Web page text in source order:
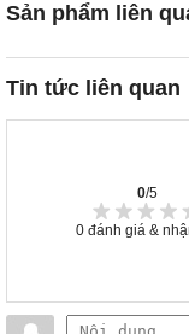
Sản phẩm liên
Tin tức liên quan
0/5
0 đánh giá &